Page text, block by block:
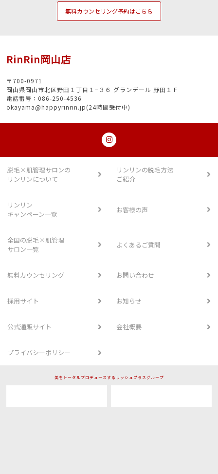
無料カウンセリング予約はこちら
RinRin岡山店
〒700-0971
岡山県岡山市北区野田１丁目１−３６ グランデール 野田１Ｆ
電話番号：086-250-4536
okayama@happyrinrin.jp(24時間受付中)
脱毛×肌管理サロンの
リンリンについて
リンリンの脱毛方法
ご紹介
リンリン
キャンペーン一覧
お客様の声
全国の脱毛×肌管理
サロン一覧
よくあるご質問
無料カウンセリング お問い合わせ
採用サイト お知らせ
公式通販サイト 会社概要
プライバシーポリシー
美をトータルプロデュースするリッシュプラスグループ